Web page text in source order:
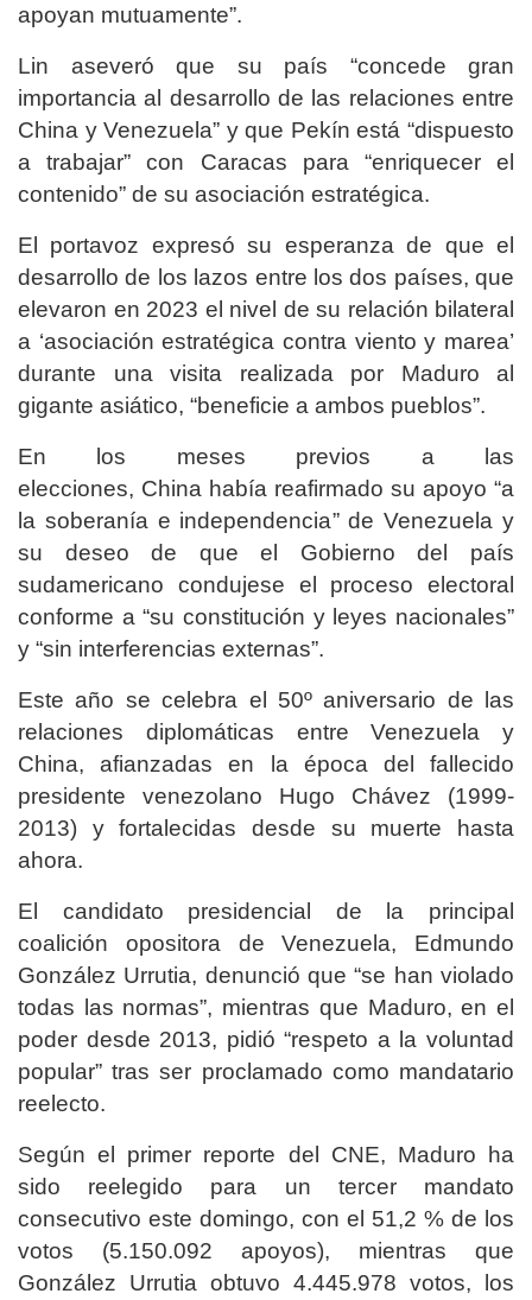
apoyan mutuamente”.
Lin aseveró que su país “concede gran
importancia al desarrollo de las relaciones entre
China y Venezuela” y que Pekín está “dispuesto
a trabajar” con Caracas para “enriquecer el
contenido” de su asociación estratégica.
El portavoz expresó su esperanza de que el
desarrollo de los lazos entre los dos países, que
elevaron en 2023 el nivel de su relación bilateral
a ‘asociación estratégica contra viento y marea’
durante una visita realizada por Maduro al
gigante asiático, “beneficie a ambos pueblos”.
En los meses previos a las
elecciones, China había reafirmado su apoyo “a
la soberanía e independencia” de Venezuela y
su deseo de que el Gobierno del país
sudamericano condujese el proceso electoral
conforme a “su constitución y leyes nacionales”
y “sin interferencias externas”.
Este año se celebra el 50º aniversario de las
relaciones diplomáticas entre Venezuela y
China, afianzadas en la época del fallecido
presidente venezolano Hugo Chávez (1999-
2013) y fortalecidas desde su muerte hasta
ahora.
El candidato presidencial de la principal
coalición opositora de Venezuela, Edmundo
González Urrutia, denunció que “se han violado
todas las normas”, mientras que Maduro, en el
poder desde 2013, pidió “respeto a la voluntad
popular” tras ser proclamado como mandatario
reelecto.
Según el primer reporte del CNE, Maduro ha
sido reelegido para un tercer mandato
consecutivo este domingo, con el 51,2 % de los
votos (5.150.092 apoyos), mientras que
González Urrutia obtuvo 4.445.978 votos, los